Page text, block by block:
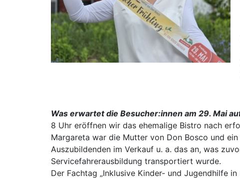
Was erwartet die Besucher:innen am 29. Mai
8 Uhr eröffnen wir das ehemalige Bistro nach
Margareta war die Mutter von Don Bosco und
Auszubildenden im Verkauf u. a. das an, was
Servicefahrerausbildung transportiert wurde.
Der Fachtag „Inklusive Kinder- und Jugendhilfe